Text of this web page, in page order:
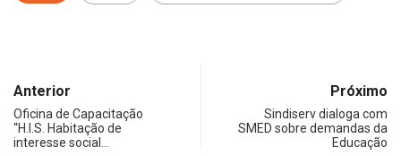
Anterior
Oficina de Capacitação
“H.I.S. Habitação de
interesse social…
Próximo
Sindiserv dialoga com
SMED sobre demandas da
Educação